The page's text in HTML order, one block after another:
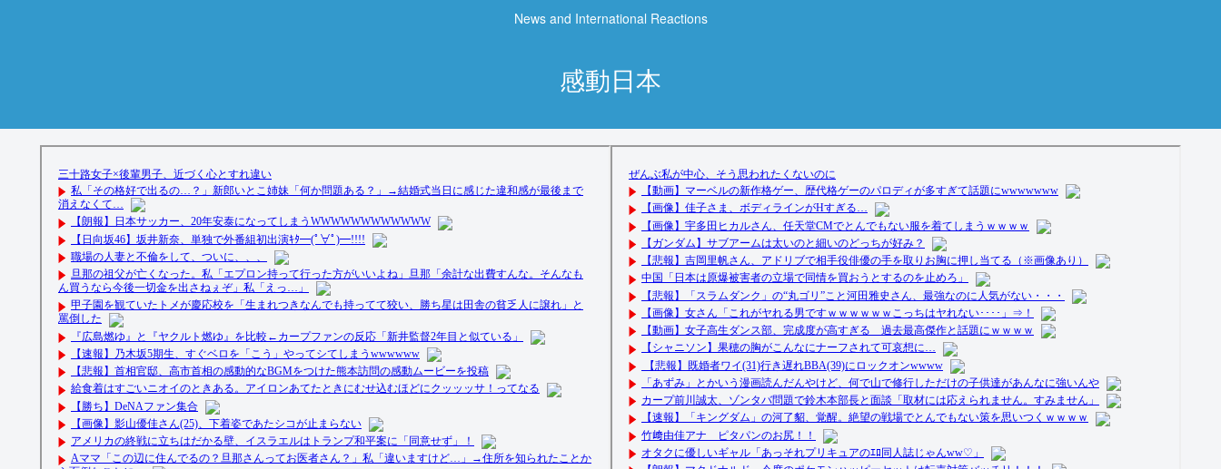
News and International Reactions
感動日本